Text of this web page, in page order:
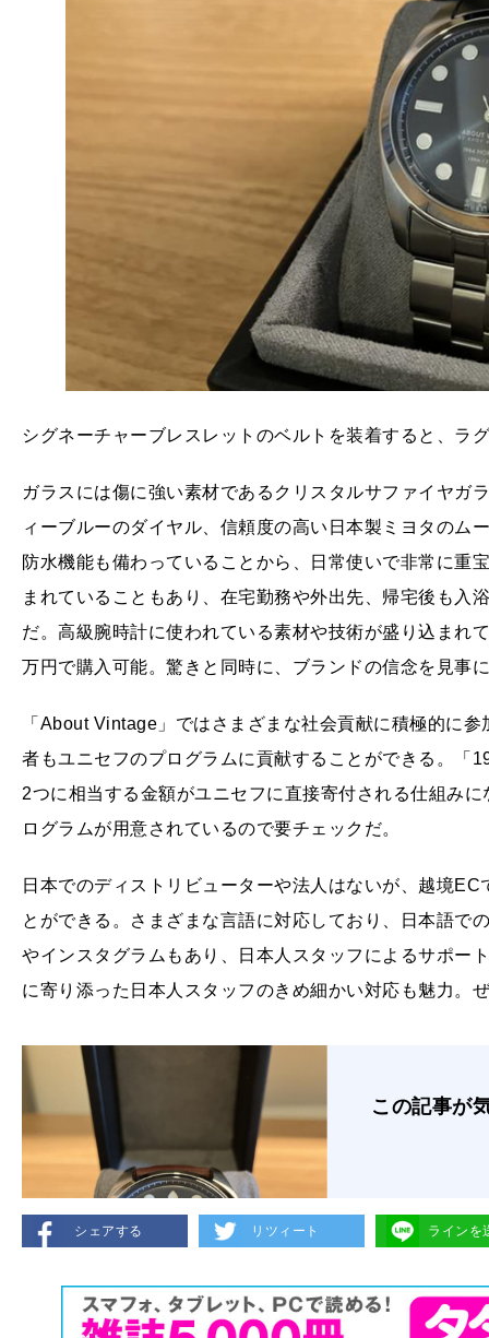
シグネーチャーブレスレットのベルトを装着すると、ラ
ガラスには傷に強い素材であるクリスタルサファイヤガ
ィーブルーのダイヤル、信頼度の高い日本製ミヨタのム
防水機能も備わっていることから、日常使いで非常に重
まれていることもあり、在宅勤務や外出先、帰宅後も入
だ。高級腕時計に使われている素材や技術が盛り込まれ
万円で購入可能。驚きと同時に、ブランドの信念を見事
「About Vintage」ではさまざまな社会貢献に積極的に
者もユニセフのプログラムに貢献することができる。「
2つに相当する金額がユニセフに直接寄付される仕組み
ログラムが用意されているので要チェックだ。
日本でのディストリビューターや法人はないが、越境
とができる。さまざまな言語に対応しており、日本語で
やインスタグラムもあり、日本人スタッフによるサポー
に寄り添った日本人スタッフのきめ細かい対応も魅力。
この記事が
シェアする リツィート ラインを